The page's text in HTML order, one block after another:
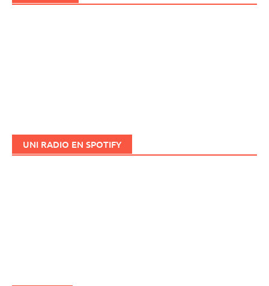
UNI RADIO EN SPOTIFY